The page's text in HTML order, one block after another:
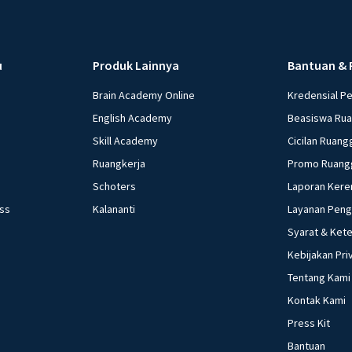
yang dilakukan
kebijakan
Menetapkan
minimum
Mengatur tingkat
beberapa
Menaikkan suku
harga. Yang
d. 3) dan 5) e. 4) dan 5) Investasi bank lesu, daya beli melemah
kepada
moneter yang
Akibat yang
Produk Lainnya
Brain Academy Online
English Academy
Skill Academy
Ruangkerja
Schoters
Kalananti
Bantuan &
Kredensial
Beasiswa
Cicilan
Promo
Laporan
Layanan
Syarat &
Kebijakan
Tentang Kami
Kontak Kami
Press Kit
Bantuan